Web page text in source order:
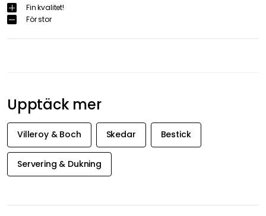
Fin kvalitet!
För stor
Upptäck mer
Villeroy & Boch Skedar Bestick
Servering & Dukning